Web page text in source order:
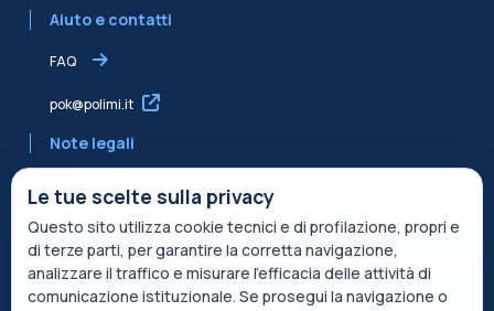
Aiuto e contatti
FAQ
pok@polimi.it
Note legali
Informativa condivisa Edvance per il trattamento dei dati
Termini di servizio
Le tue scelte sulla privacy
Questo sito utilizza cookie tecnici e di profilazione, propri e
di terze parti, per garantire la corretta navigazione,
analizzare il traffico e misurare l’efficacia delle attività di
comunicazione istituzionale. Se prosegui la navigazione o